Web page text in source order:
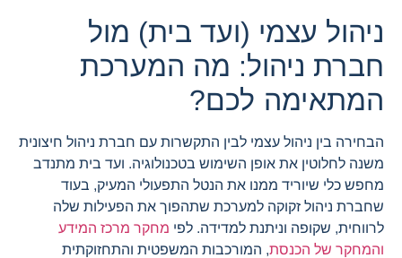
ניהול עצמי (ועד בית) מול
חברת ניהול: מה המערכת
המתאימה לכם?
הבחירה בין ניהול עצמי לבין התקשרות עם חברת ניהול חיצונית
משנה לחלוטין את אופן השימוש בטכנולוגיה. ועד בית מתנדב
מחפש כלי שיוריד ממנו את הנטל התפעולי המעיק, בעוד
שחברת ניהול זקוקה למערכת שתהפוך את הפעילות שלה
לרווחית, שקופה וניתנת למדידה. לפי מחקר מרכז המידע
והמחקר של הכנסת, המורכבות המשפטית והתחזוקתית